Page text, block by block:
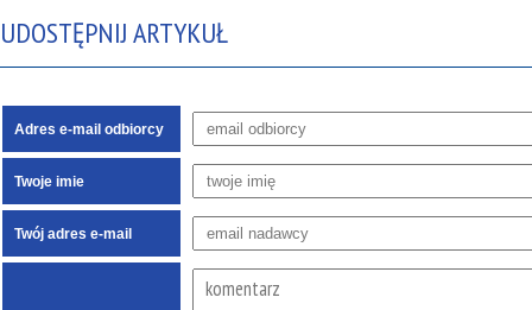
UDOSTĘPNIJ ARTYKUŁ
Adres e-mail odbiorcy
Twoje imie
Twój adres e-mail